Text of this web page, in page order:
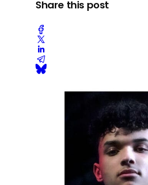
Share this post